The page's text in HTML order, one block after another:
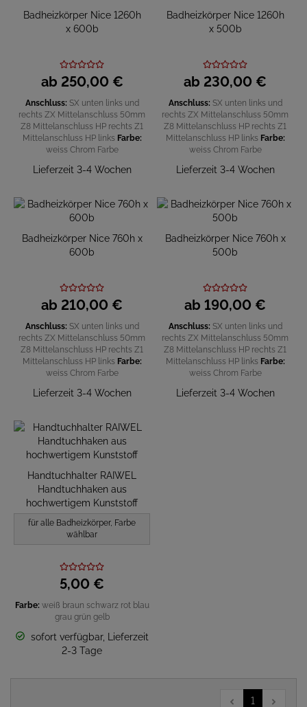
Badheizkörper Nice 1260h
x 600b
ab 250,00 €
Anschluss: SX unten links und
rechts ZX Mittelanschluss 50mm
Z8 Mittelanschluss HP rechts Z1
Mittelanschluss HP links Farbe:
weiss Chrom Farbe
Lieferzeit 3-4 Wochen
Badheizkörper Nice 1260h
x 500b
ab 230,00 €
Anschluss: SX unten links und
rechts ZX Mittelanschluss 50mm
Z8 Mittelanschluss HP rechts Z1
Mittelanschluss HP links Farbe:
weiss Chrom Farbe
Lieferzeit 3-4 Wochen
Badheizkörper Nice 760h x
600b
ab 210,00 €
Anschluss: SX unten links und
rechts ZX Mittelanschluss 50mm
Z8 Mittelanschluss HP rechts Z1
Mittelanschluss HP links Farbe:
weiss Chrom Farbe
Lieferzeit 3-4 Wochen
Badheizkörper Nice 760h x
500b
ab 190,00 €
Anschluss: SX unten links und
rechts ZX Mittelanschluss 50mm
Z8 Mittelanschluss HP rechts Z1
Mittelanschluss HP links Farbe:
weiss Chrom Farbe
Lieferzeit 3-4 Wochen
Handtuchhalter RAIWEL
Handtuchhaken aus
hochwertigem Kunststoff
für alle Badheizkörper, Farbe
wählbar
5,00 €
Farbe: weiß braun schwarz rot blau
grau grün gelb
sofort verfügbar, Lieferzeit
2-3 Tage
1